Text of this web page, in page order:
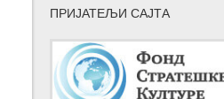
ПРИЈАТЕЉИ САЈТА